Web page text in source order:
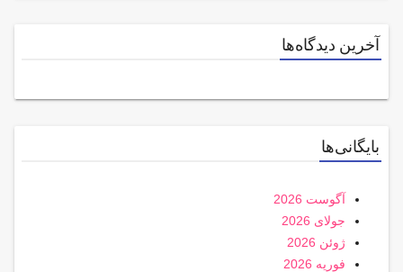
آخرین دیدگاه‌ها
بایگانی‌ها
آگوست 2026
جولای 2026
ژوئن 2026
فوریه 2026